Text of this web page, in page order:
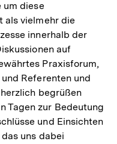
um diese
als vielmehr die
innerhalb der
auf
Praxisforum,
Referenten und
begrüßen
Tagen zur Bedeutung
und Einsichten
uns dabei